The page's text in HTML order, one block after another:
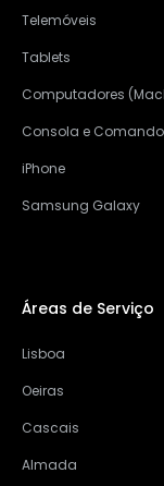
Telemóveis
Tablets
Computadores
Consola e Comando
iPhone
Samsung Galaxy
Áreas de Serviço
Lisboa
Oeiras
Cascais
Almada